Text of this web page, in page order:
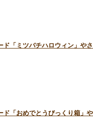
ド「ミツバチハロウィン」や
ド「おめでとうびっくり箱」